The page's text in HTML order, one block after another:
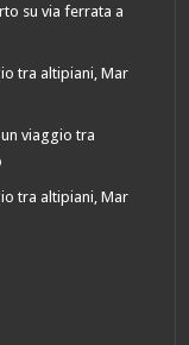
su via ferrata a
tra altipiani, Mar
viaggio tra
tra altipiani, Mar